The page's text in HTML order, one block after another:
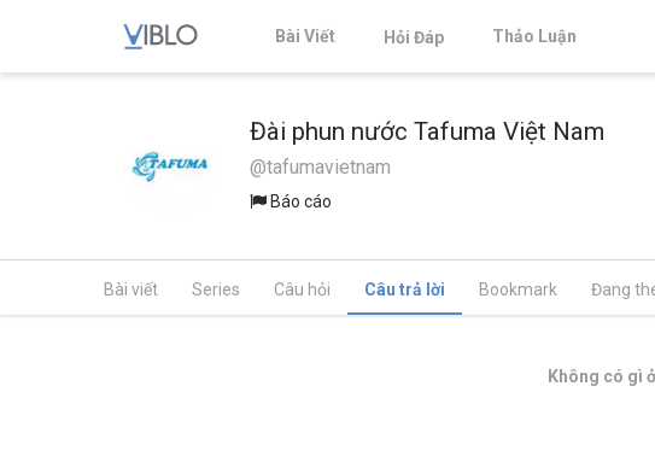
Bài Viết Hỏi Đáp Thảo Luận
Đài phun nước Tafuma Việt Nam
@tafumavietnam
Báo cáo
Bài viết Series Câu hỏi Câu trả lời Bookmark Đang
Không có gì